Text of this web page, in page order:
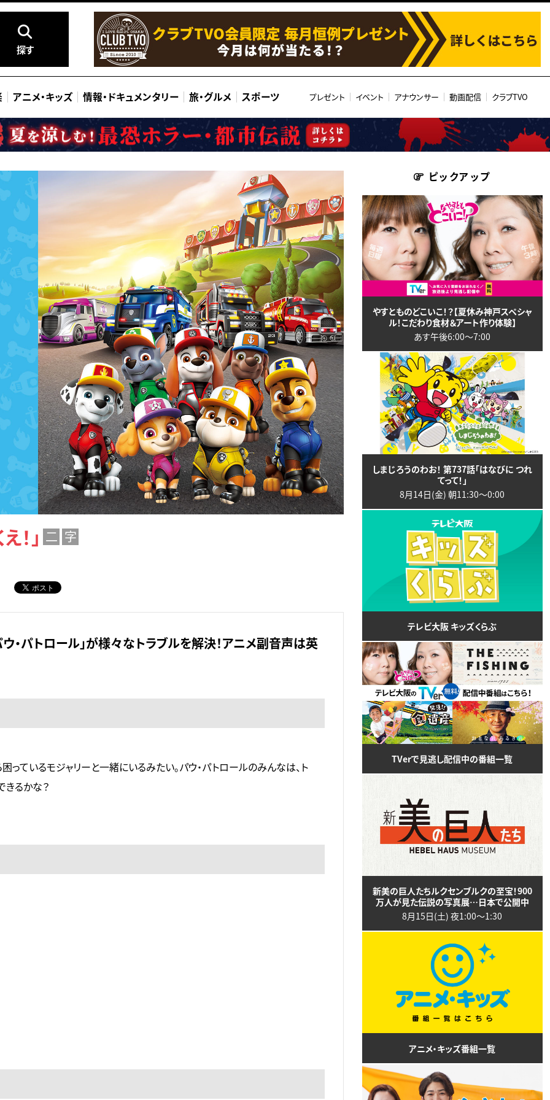
探す
アニメ・キッズ 情報・ ドキュメンタリー 旅・グルメ スポーツ プレゼント イベント アナウンサー 動画配信 クラブTVO
！」 二 字
・パトロール」が様々なトラブルを解決！アニメ副音声は英
っているモジャリーと一緒にいるみたい。パウ・パトロールのみんなは、ト
きるかな？
ピックアップ
やすとものどこいこ！？【夏休み神戸スペシャ
ル！こだわり食材＆アート作り体験】
あす午後6:00〜7:00
しまじろうのわお！ 第737話「はなびに つれ
てって！」
8月14日(金) 朝11:30〜0:00
テレビ大阪 キッズくらぶ
TVerで見逃し配信中の番組一覧
新美の巨人たちルクセンブルクの至宝！900
万人が見た伝説の写真展…日本で公開中
8月15日(土) 夜1:00〜1:30
アニメ・キッズ番組一覧